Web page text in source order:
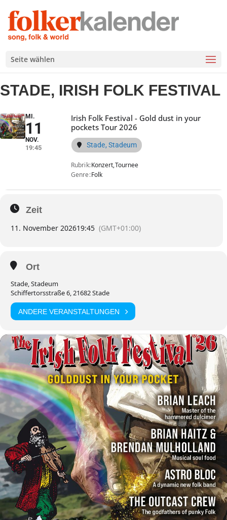
Seite wählen
STADE, IRISH FOLK FESTIVAL
MI.
11
NOV.
19:45
Irish Folk Festival - Gold dust in your
pockets Tour 2026
Stade, Stadeum
Rubrik Konzert,Tournee
Genre Folk
Zeit
11. November 202619:45 (GMT+01:00)
Ort
Stade, Stadeum
Schiffertorsstraße 6, 21682 Stade
ANDERE VERANSTALTUNGEN